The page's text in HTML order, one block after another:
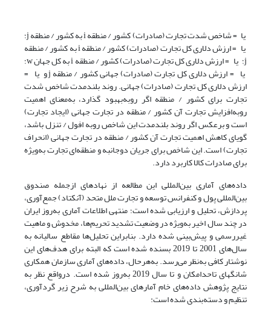
یا = شاخص شدت تجارت (صادرات) کشور / منطقه i به کشور / منطقه j؛
یا = ارزش دلاری کل تجارت (صادرات) کشور / منطقه i به کشور / منطقه
j؛ یا = ارزش دلاری کل تجارت (صادرات) کشور / منطقه i به‌ کل جهان w؛
یا = ارزش دلاری کل تجارت (صادرات) جهانی کشور / منطقه j و یا =
ارزش دلاری کل تجارت (صادرات) جهانی. روند بلندمدت شاخص شدت
تجارت برای کشور / منطقه اگر روبه‌بهبود گذارد، به‌معنای اهمیت
روبه‌افزایش تجارت آن کشور / منطقه در تجارت جهانی (ایجاد تجارت)
است و برعکس اگر روند بلندمدت این شاخص روبه افول / تنزل باشد،
گویای کاهش اهمیت تجارت آن کشور / منطقه در تجارت جهانی (انحراف
تجارت) است. این شاخص برای جریان دوجانبه و منطقه‌ای تجارت به‌ویژه
برای صادرات کالا کاربرد دارد.
داده‌های آماری بین‌المللی این مطالعه از نهادهای از‌جمله صندوق
بین‌المللی پول و کنفرانس توسعه و تجارت ملل متحد (آنکتاد) جمع‌آوری،
پردازش، تحلیل و ارزیابی شده‌ است؛ منتهی اطلاعات آماری به‌روز ایران
در چند سال اخیر به‌ویژه در وضعیت تشدید تحریم‌ها، مخدوش و ماهیت
غیررسمی و پیش‌بینی شده دارد. بنابراین تحلیل‌ها مقاطع سالیانه به
سال‌های 2001 تا 2019 بسنده شده‌ است که البته برای هدف‌های این
نوشتار کافی به‌نظر می‌رسد. به‌هر‌حال، داده‌های آماری سازمان همکاری
شانگهای تا‌حد‌امکان و تا سال 2019 به‌روز شده است. در‌واقع نظر به
نتایج پژوهش داده‌های خام آمارهای بین‌المللی به شرح زیر گردآوری‌،
تنظیم و دسته‌بندی شده است: